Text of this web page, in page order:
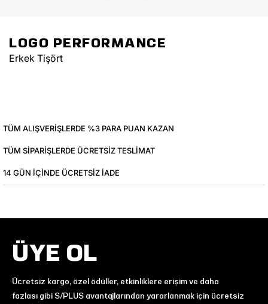
LOGO PERFORMANCE
Erkek Tişört
TÜM ALIŞVERIŞLERDE %3 PARA PUAN KAZAN
TÜM SIPARIŞLERDE ÜCRETSIZ TESLIMAT
14 GÜN IÇINDE ÜCRETSIZ IADE
ÜYE OL
Ücretsiz kargo, özel ödüller, etkinliklere erişim ve daha
fazlası gibi S/PLUS avantajlarından yararlanmak için ücretsiz